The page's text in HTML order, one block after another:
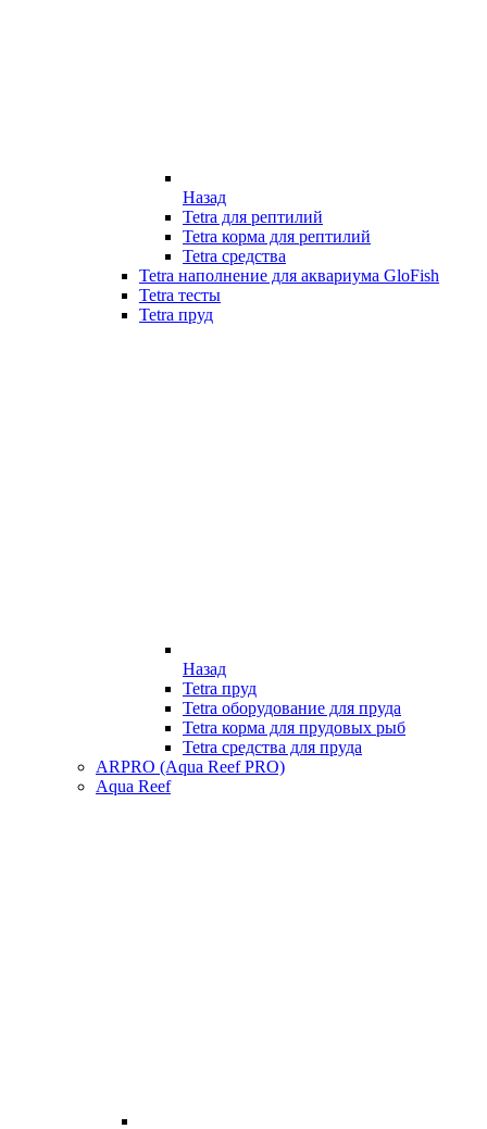
Назад
Tetra для рептилий
Tetra корма для рептилий
Tetra средства
Tetra наполнение для аквариума GloFish
Tetra тесты
Tetra пруд
Назад
Tetra пруд
Tetra оборудование для пруда
Tetra корма для прудовых рыб
Tetra средства для пруда
ARPRO (Aqua Reef PRO)
Aqua Reef